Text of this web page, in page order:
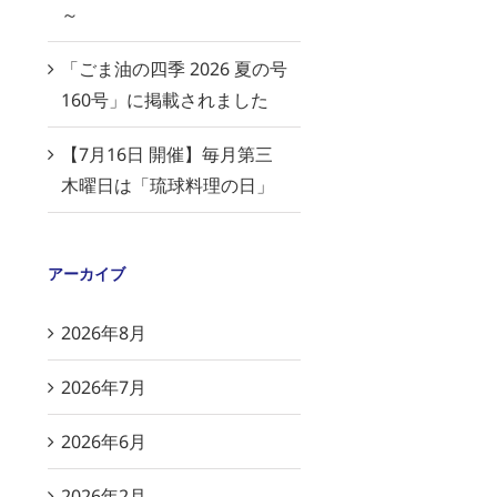
～
「ごま油の四季 2026 夏の号
160号」に掲載されました
【7月16日 開催】毎月第三
木曜日は「琉球料理の日」
アーカイブ
2026年8月
2026年7月
2026年6月